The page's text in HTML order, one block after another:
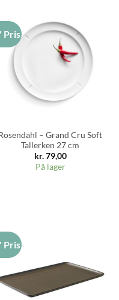
Pris
– Grand Cru Soft
Tallerken 27 cm
kr.79,00
På lager
Pris